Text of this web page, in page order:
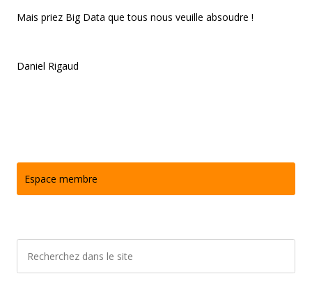
Mais priez Big Data que tous nous veuille absoudre !
Daniel Rigaud
Espace membre